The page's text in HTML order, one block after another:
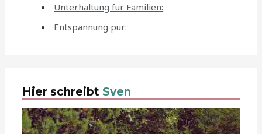
Unterhaltung für Familien:
Entspannung pur:
Hier schreibt Sven